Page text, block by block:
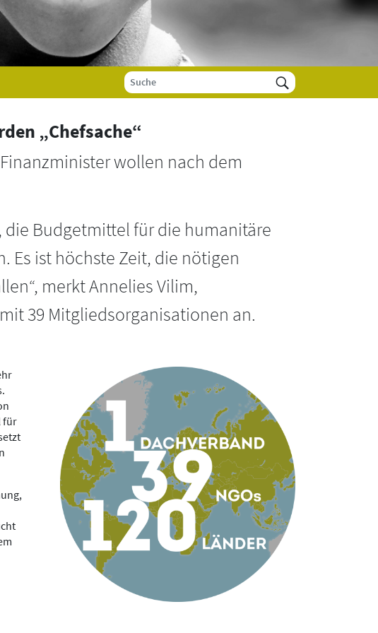
„Chefsache“
wollen nach dem
die Budgetmittel für die humanitäre
Es ist höchste Zeit, die nötigen
merkt Annelies Vilim,
39 Mitgliedsorganisationen an.
für